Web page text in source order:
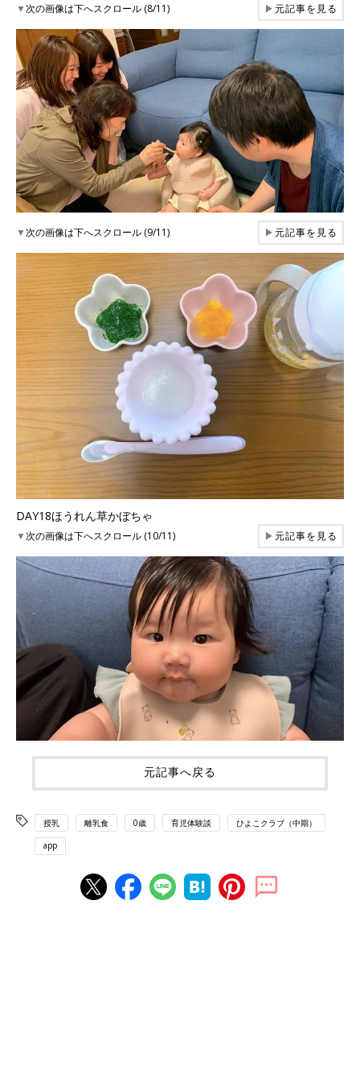
▼次の画像は下へスクロール (8/11) ▶元記事を見る
▼次の画像は下へスクロール (9/11) ▶元記事を見る
DAY18ほうれん草かぼちゃ
▼次の画像は下へスクロール (10/11) ▶元記事を見る
元記事へ戻る
授乳 離乳食 0歳 育児体験談 ひよこクラブ（中期）
app